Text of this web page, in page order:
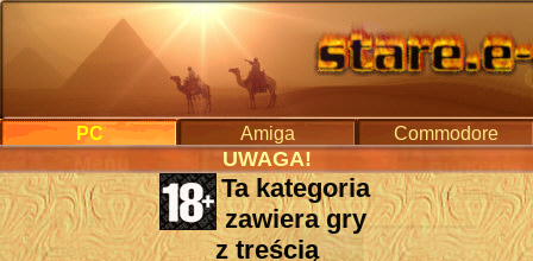
UWAGA!
Ta kategoria
zawiera gry
z treścią
PC Amiga Commodore
Menu
Start
Spis gier
Pomoc
Buffy the
PC> Gry dla dorosłych > Buffy the Vampire